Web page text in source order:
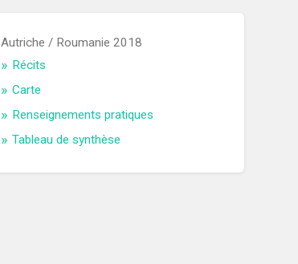
Autriche / Roumanie 2018
Récits
Carte
Renseignements pratiques
Tableau de synthèse